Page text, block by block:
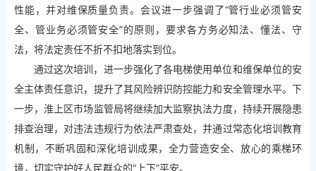
性能，并对维保质量负责。会议进一步强调了“管行业必须管安
全、管业务必须管安全”的原则，要求各方务必知法、懂法、守
法，将法定责任不折不扣地落实到位。
通过这次培训，进一步强化了各电梯使用单位和维保单位的安
全主体责任意识，提升了其风险辨识防控能力和安全管理水平。下
一步，淮上区市场监管局将继续加大监察执法力度，持续开展隐患
排查治理，对违法违规行为依法严肃查处，并通过常态化培训教育
机制，不断巩固和深化培训成果，全力营造安全、放心的乘梯环
境，切实守护好人民群众的“上下”平安。